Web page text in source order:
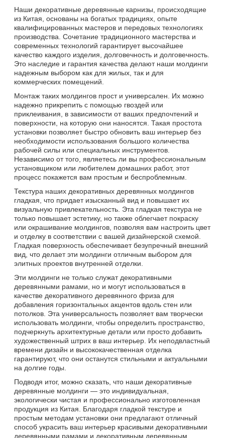
Наши декоративные деревянные карнизы, происходящие
из Китая, основаны на богатых традициях, опыте
квалифицированных мастеров и передовых технологиях
производства. Сочетание традиционного мастерства и
современных технологий гарантирует высочайшее
качество каждого изделия, долговечность и долговечность.
Это наследие и гарантия качества делают наши молдинги
надежным выбором как для жилых, так и для
коммерческих помещений.
Монтаж таких молдингов прост и универсален. Их можно
надежно прикрепить с помощью гвоздей или
приклеивания, в зависимости от ваших предпочтений и
поверхности, на которую они наносятся. Такая простота
установки позволяет быстро обновить ваш интерьер без
необходимости использования большого количества
рабочей силы или специальных инструментов.
Независимо от того, являетесь ли вы профессиональным
установщиком или любителем домашних работ, этот
процесс покажется вам простым и беспроблемным.
Текстура наших декоративных деревянных молдингов
гладкая, что придает изысканный вид и повышает их
визуальную привлекательность. Эта гладкая текстура не
только повышает эстетику, но также облегчает покраску
или окрашивание молдингов, позволяя вам настроить цвет
и отделку в соответствии с вашей дизайнерской схемой.
Гладкая поверхность обеспечивает безупречный внешний
вид, что делает эти молдинги отличным выбором для
элитных проектов внутренней отделки.
Эти молдинги не только служат декоративными
деревянными рамами, но и могут использоваться в
качестве декоративного деревянного фриза для
добавления горизонтальных акцентов вдоль стен или
потолков. Эта универсальность позволяет вам творчески
использовать молдинги, чтобы определить пространство,
подчеркнуть архитектурные детали или просто добавить
художественный штрих в ваш интерьер. Их неподвластный
времени дизайн и высококачественная отделка
гарантируют, что они останутся стильными и актуальными
на долгие годы.
Подводя итог, можно сказать, что наши декоративные
деревянные молдинги — это индивидуальная,
экологически чистая и профессионально изготовленная
продукция из Китая. Благодаря гладкой текстуре и
простым методам установки они предлагают отличный
способ украсить ваш интерьер красивыми декоративными
деревянными рамами и декоративным деревянным